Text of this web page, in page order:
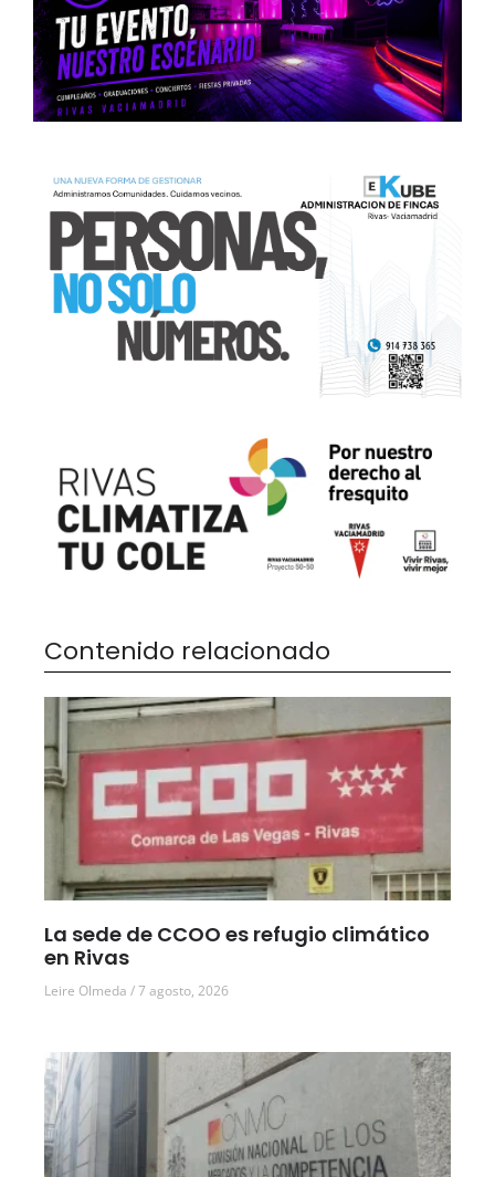
Contenido relacionado
La sede de CCOO es refugio climático
en Rivas
Leire Olmeda 7 agosto, 2026